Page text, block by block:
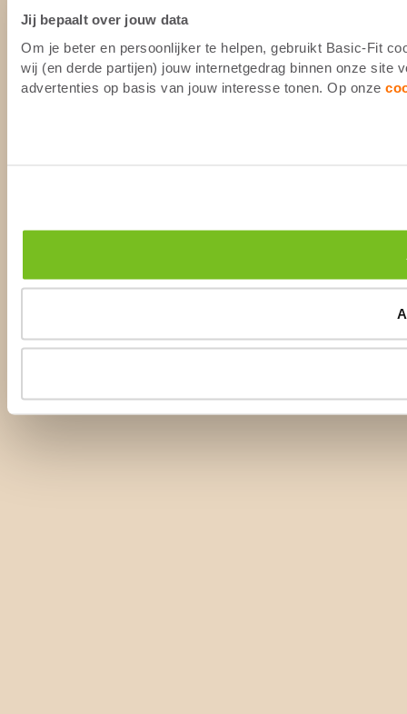
Jij bepaalt over jouw data
Om je beter en persoonlijker te helpen, gebruikt Basic-Fit
wij (en derde partijen) jouw internetgedrag binnen onze site
advertenties op basis van jouw interesse tonen. Op onze